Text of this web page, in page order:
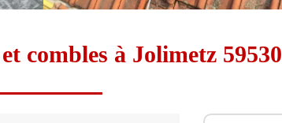
combles à Jolimetz 59530